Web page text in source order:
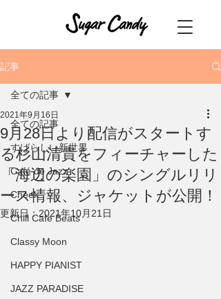
記事
全ての記事
すばらしい新世界
Café de Jazz
Cheek
Chill Cafe Beats
Classy Moon
HAPPY PIANIST
JAZZ PARADISE
全ての記事
9月28日より配信がスタートす
る杉山清貴をフィーチャーした
「海辺の楽園」のシングルリリ
ース情報、ジャケットが公開！
2021年9月16日
更新日：2021年10月21日